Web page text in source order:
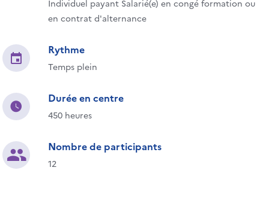
Individuel payant Salarié(e) en congé formation ou
en contrat d'alternance
Rythme
Temps plein
Durée en centre
450 heures
Nombre de participants
12